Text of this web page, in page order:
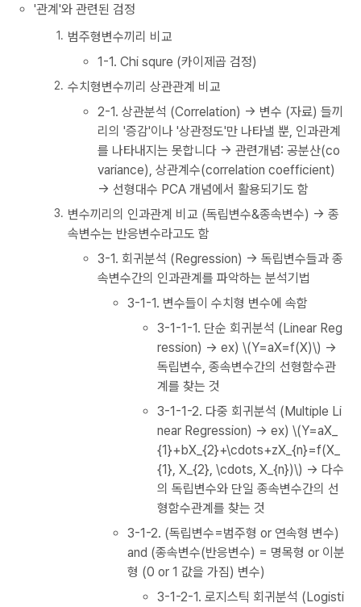
'관계'와 관련된 검정
범주형변수끼리 비교
1-1. Chi squre (카이제곱 검정)
수치형변수끼리 상관관계 비교
2-1. 상관분석 (Correlation) → 변수 (자료) 들끼
리의 '증감'이나 '상관정도'만 나타낼 뿐, 인과관계
를 나타내지는 못합니다 → 관련개념: 공분산(co
variance), 상관계수(correlation coefficient)
→ 선형대수 PCA 개념에서 활용되기도 함
변수끼리의 인과관계 비교 (독립변수&종속변수) → 종
속변수는 반응변수라고도 함
3-1. 회귀분석 (Regression) → 독립변수들과 종
속변수간의 인과관계를 파악하는 분석기법
3-1-1. 변수들이 수치형 변수에 속함
3-1-1-1. 단순 회귀분석 (Linear Reg
ression) → ex) \(Y=aX=f(X)\) →
독립변수, 종속변수간의 선형함수관
계를 찾는 것
3-1-1-2. 다중 회귀분석 (Multiple Li
near Regression) → ex) \(Y=aX_
{1}+bX_{2}+\cdots+zX_{n}=f(X_
{1}, X_{2}, \cdots, X_{n})\) → 다수
의 독립변수와 단일 종속변수간의 선
형함수관계를 찾는 것
3-1-2. (독립변수=범주형 or 연속형 변수)
and (종속변수(반응변수) = 명목형 or 이분
형 (0 or 1 값을 가짐) 변수)
3-1-2-1. 로지스틱 회귀분석 (Logisti